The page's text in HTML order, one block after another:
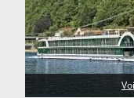
Ports